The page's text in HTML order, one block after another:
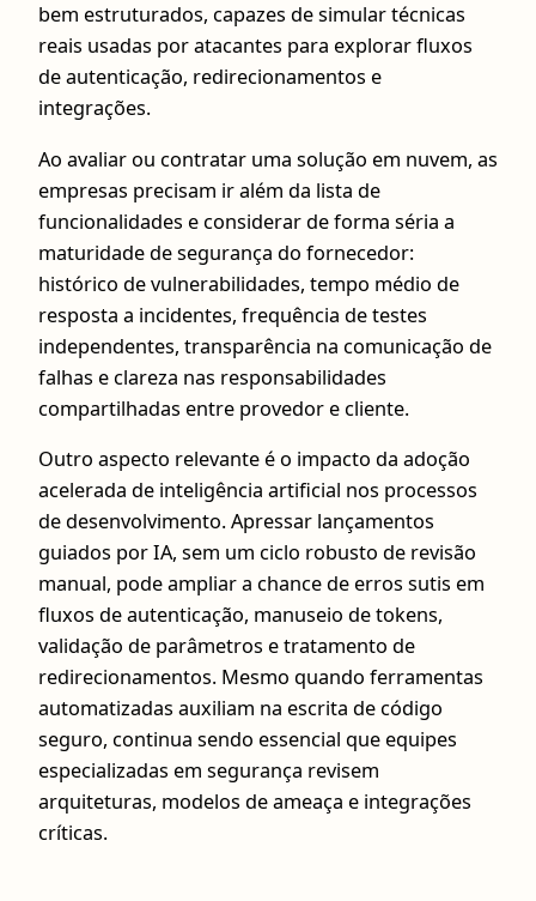
bem estruturados, capazes de simular técnicas
reais usadas por atacantes para explorar fluxos
de autenticação, redirecionamentos e
integrações.
Ao avaliar ou contratar uma solução em nuvem, as
empresas precisam ir além da lista de
funcionalidades e considerar de forma séria a
maturidade de segurança do fornecedor:
histórico de vulnerabilidades, tempo médio de
resposta a incidentes, frequência de testes
independentes, transparência na comunicação de
falhas e clareza nas responsabilidades
compartilhadas entre provedor e cliente.
Outro aspecto relevante é o impacto da adoção
acelerada de inteligência artificial nos processos
de desenvolvimento. Apressar lançamentos
guiados por IA, sem um ciclo robusto de revisão
manual, pode ampliar a chance de erros sutis em
fluxos de autenticação, manuseio de tokens,
validação de parâmetros e tratamento de
redirecionamentos. Mesmo quando ferramentas
automatizadas auxiliam na escrita de código
seguro, continua sendo essencial que equipes
especializadas em segurança revisem
arquiteturas, modelos de ameaça e integrações
críticas.